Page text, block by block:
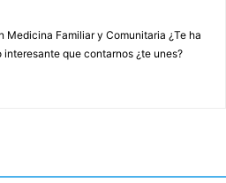
Familiar y Comunitaria ¿Te ha
que contarnos ¿te unes?